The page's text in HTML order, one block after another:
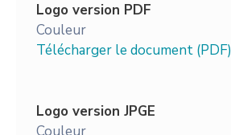
Logo version PDF
Couleur
Télécharger le document (PDF)
Logo version JPGE